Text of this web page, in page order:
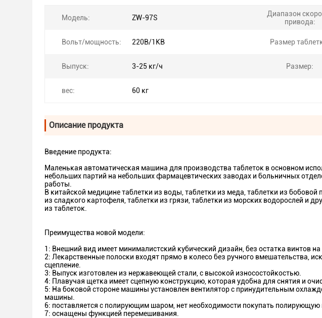
Модель: ZW-97S
Диапазон
привода:
Вольт/мощность: 220В/1КВ Размер
Выпуск: 3-25 кг/ч Размер:
вес: 60 кг
Описание продукта
Введение продукта:
Маленькая автоматическая машина для производства таблеток в основном
небольших партий на небольших фармацевтических заводах и больничных
работы.
В китайской медицине таблетки из воды, таблетки из меда, таблетки из бобовой
из сладкого картофеля, таблетки из грязи, таблетки из морских водорослей и
из таблеток.
Преимущества новой модели:
1: Внешний вид имеет минималистский кубический дизайн, без остатка винтов на
2: Лекарственные полоски входят прямо в колесо без ручного вмешательства,
сцепление.
3: Выпуск изготовлен из нержавеющей стали, с высокой износостойкостью.
4: Плавучая щетка имеет сцепную конструкцию, которая удобна для снятия и
5: На боковой стороне машины установлен вентилятор с принудительным
машины.
6: поставляется с полирующим шаром, нет необходимости покупать
7: оснащены функцией перемешивания.